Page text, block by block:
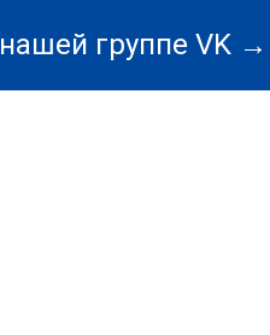
нашей группе VK →